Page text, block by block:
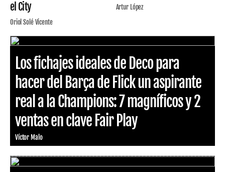
el City
Oriol Solé Vicente
Artur López
Los fichajes ideales de Deco para
hacer del Barça de Flick un aspirante
real a la Champions: 7 magníficos y 2
ventas en clave Fair Play
Víctor Malo